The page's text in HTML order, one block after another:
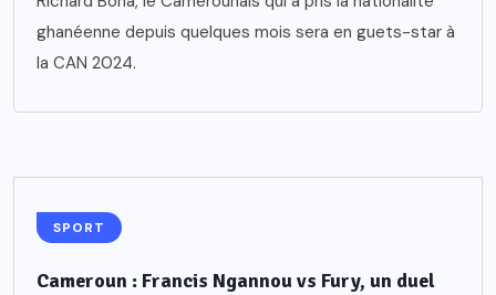
ghanéenne depuis quelques mois sera en guets-star à
la CAN 2024.
SPORT
Cameroun : Francis Ngannou vs Fury, un duel